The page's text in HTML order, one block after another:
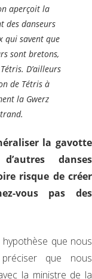
aperçoit la
des danseurs
qui savent que
sont bretons,
D’ailleurs
de Tétris à
la Gwerz
la gavotte
danses
risque de créer
vous pas des
hypothèse que nous
que nous
la ministre de la